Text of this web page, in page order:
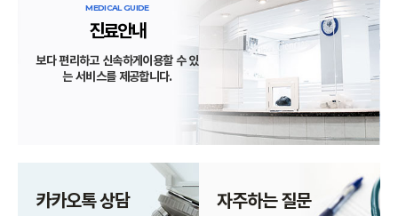
MEDICAL GUIDE
진료안내
보다 편리하고 신속하게 이용할 수 있
는 서비스를 제공합니다.
카카오톡 상담 자주하는 질문